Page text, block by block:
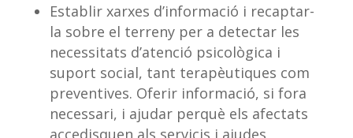
Establir xarxes d’informació i recaptar-
la sobre el terreny per a detectar les
necessitats d’atenció psicològica i
suport social, tant terapèutiques com
preventives. Oferir informació, si fora
necessari, i ajudar perquè els afectats
accedisquen als servicis i ajudes